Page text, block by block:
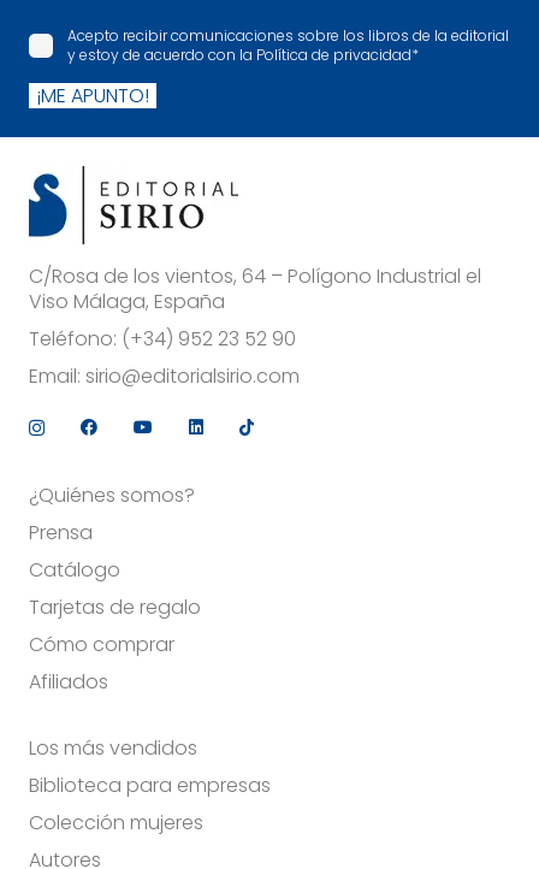
Acepto recibir comunicaciones sobre los libros de la editorial
y estoy de acuerdo con la Política de privacidad*
¡ME APUNTO!
C/Rosa de los vientos, 64 – Polígono Industrial el
Viso Málaga, España
Teléfono: (+34) 952 23 52 90
Email: sirio@editorialsirio.com
¿Quiénes somos?
Prensa
Catálogo
Tarjetas de regalo
Cómo comprar
Afiliados
Los más vendidos
Biblioteca para empresas
Colección mujeres
Autores